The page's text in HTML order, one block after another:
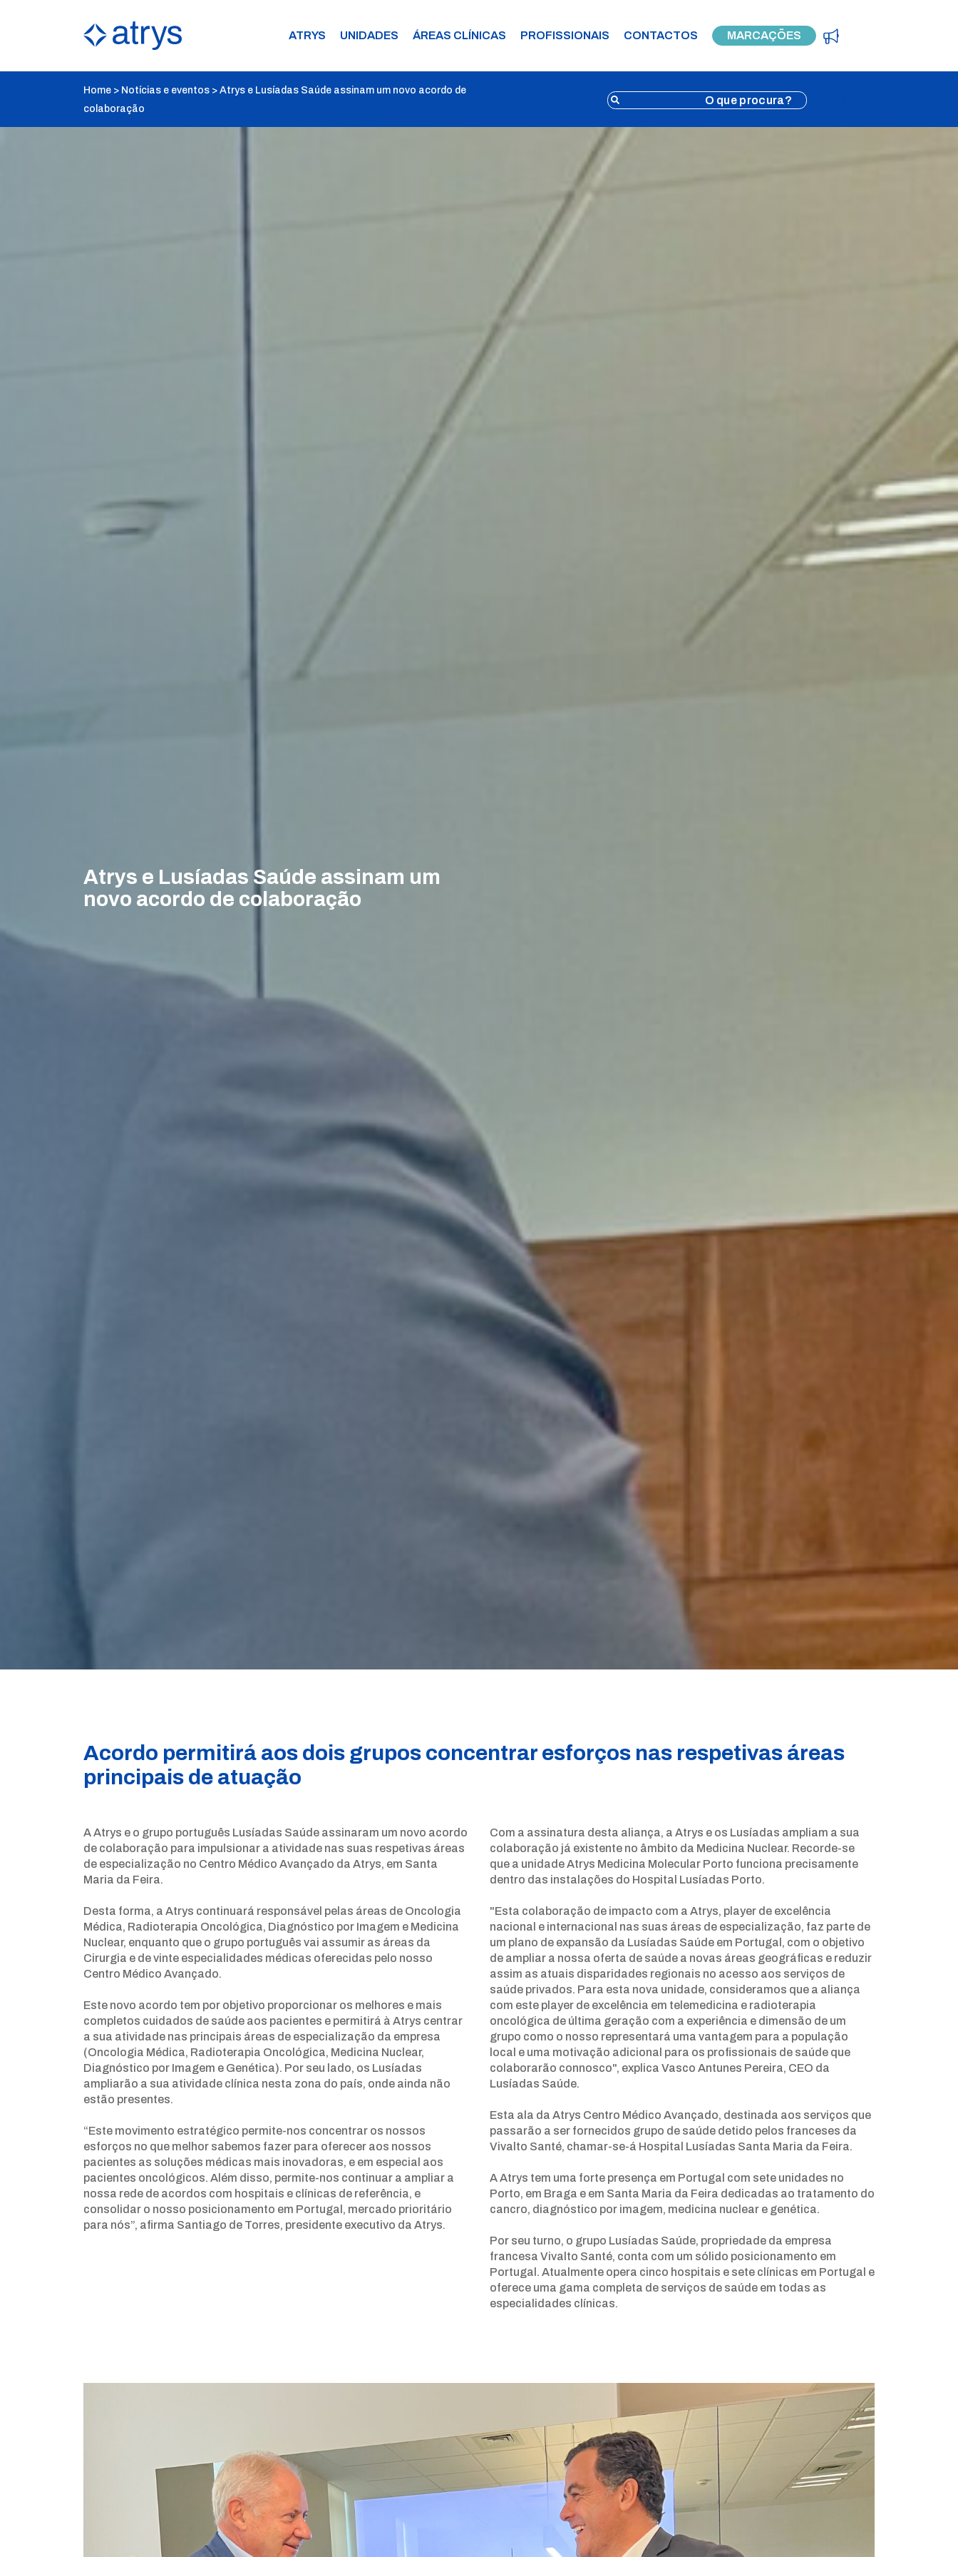
ATRYS UNIDADES ÁREAS CLÍNICAS PROFISSIONAIS CONTACTOS MARCAÇÕES
Home > Notícias e eventos > Atrys e Lusíadas Saúde assinam um novo acordo de
colaboração
Atrys e Lusíadas Saúde assinam um
novo acordo de colaboração
Acordo permitirá aos dois grupos concentrar esforços nas respetivas áreas
principais de atuação
A Atrys e o grupo português Lusíadas Saúde assinaram um novo acordo
de colaboração para impulsionar a atividade nas suas respetivas áreas
de especialização no Centro Médico Avançado da Atrys, em Santa
Maria da Feira.
Desta forma, a Atrys continuará responsável pelas áreas de Oncologia
Médica, Radioterapia Oncológica, Diagnóstico por Imagem e Medicina
Nuclear, enquanto que o grupo português vai assumir as áreas da
Cirurgia e de vinte especialidades médicas oferecidas pelo nosso
Centro Médico Avançado.
Este novo acordo tem por objetivo proporcionar os melhores e mais
completos cuidados de saúde aos pacientes e permitirá à Atrys centrar
a sua atividade nas principais áreas de especialização da empresa
(Oncologia Médica, Radioterapia Oncológica, Medicina Nuclear,
Diagnóstico por Imagem e Genética). Por seu lado, os Lusíadas
ampliarão a sua atividade clínica nesta zona do país, onde ainda não
estão presentes.
“Este movimento estratégico permite-nos concentrar os nossos
esforços no que melhor sabemos fazer para oferecer aos nossos
pacientes as soluções médicas mais inovadoras, e em especial aos
pacientes oncológicos. Além disso, permite-nos continuar a ampliar a
nossa rede de acordos com hospitais e clínicas de referência, e
consolidar o nosso posicionamento em Portugal, mercado prioritário
para nós”, afirma Santiago de Torres, presidente executivo da Atrys.
Com a assinatura desta aliança, a Atrys e os Lusíadas ampliam a sua
colaboração já existente no âmbito da Medicina Nuclear. Recorde-se
que a unidade Atrys Medicina Molecular Porto funciona precisamente
dentro das instalações do Hospital Lusíadas Porto.
"Esta colaboração de impacto com a Atrys, player de excelência
nacional e internacional nas suas áreas de especialização, faz parte de
um plano de expansão da Lusíadas Saúde em Portugal, com o objetivo
de ampliar a nossa oferta de saúde a novas áreas geográficas e reduzir
assim as atuais disparidades regionais no acesso aos serviços de
saúde privados. Para esta nova unidade, consideramos que a aliança
com este player de excelência em telemedicina e radioterapia
oncológica de última geração com a experiência e dimensão de um
grupo como o nosso representará uma vantagem para a população
local e uma motivação adicional para os profissionais de saúde que
colaborarão connosco", explica Vasco Antunes Pereira, CEO da
Lusíadas Saúde.
Esta ala da Atrys Centro Médico Avançado, destinada aos serviços que
passarão a ser fornecidos grupo de saúde detido pelos franceses da
Vivalto Santé, chamar-se-á Hospital Lusíadas Santa Maria da Feira.
A Atrys tem uma forte presença em Portugal com sete unidades no
Porto, em Braga e em Santa Maria da Feira dedicadas ao tratamento do
cancro, diagnóstico por imagem, medicina nuclear e genética.
Por seu turno, o grupo Lusíadas Saúde, propriedade da empresa
francesa Vivalto Santé, conta com um sólido posicionamento em
Portugal. Atualmente opera cinco hospitais e sete clínicas em Portugal e
oferece uma gama completa de serviços de saúde em todas as
especialidades clínicas.